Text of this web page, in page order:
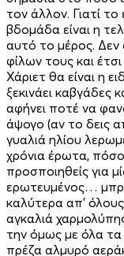
τον άλλον. Γιατί
βδομάδα είναι η
αυτό το μέρος. Δεν
φίλων τους και
Χάριετ θα είναι η
ξεκινάει καβγάδες
αφήνει ποτέ να
άψογο (αν το δεις
γυαλιά ηλίου
χρόνια έρωτα,
προσποιηθείς για
ερωτευμένος…
καλύτερα απ’
αγκαλιά
την όμως με όλα
πρέζα αλμυρό